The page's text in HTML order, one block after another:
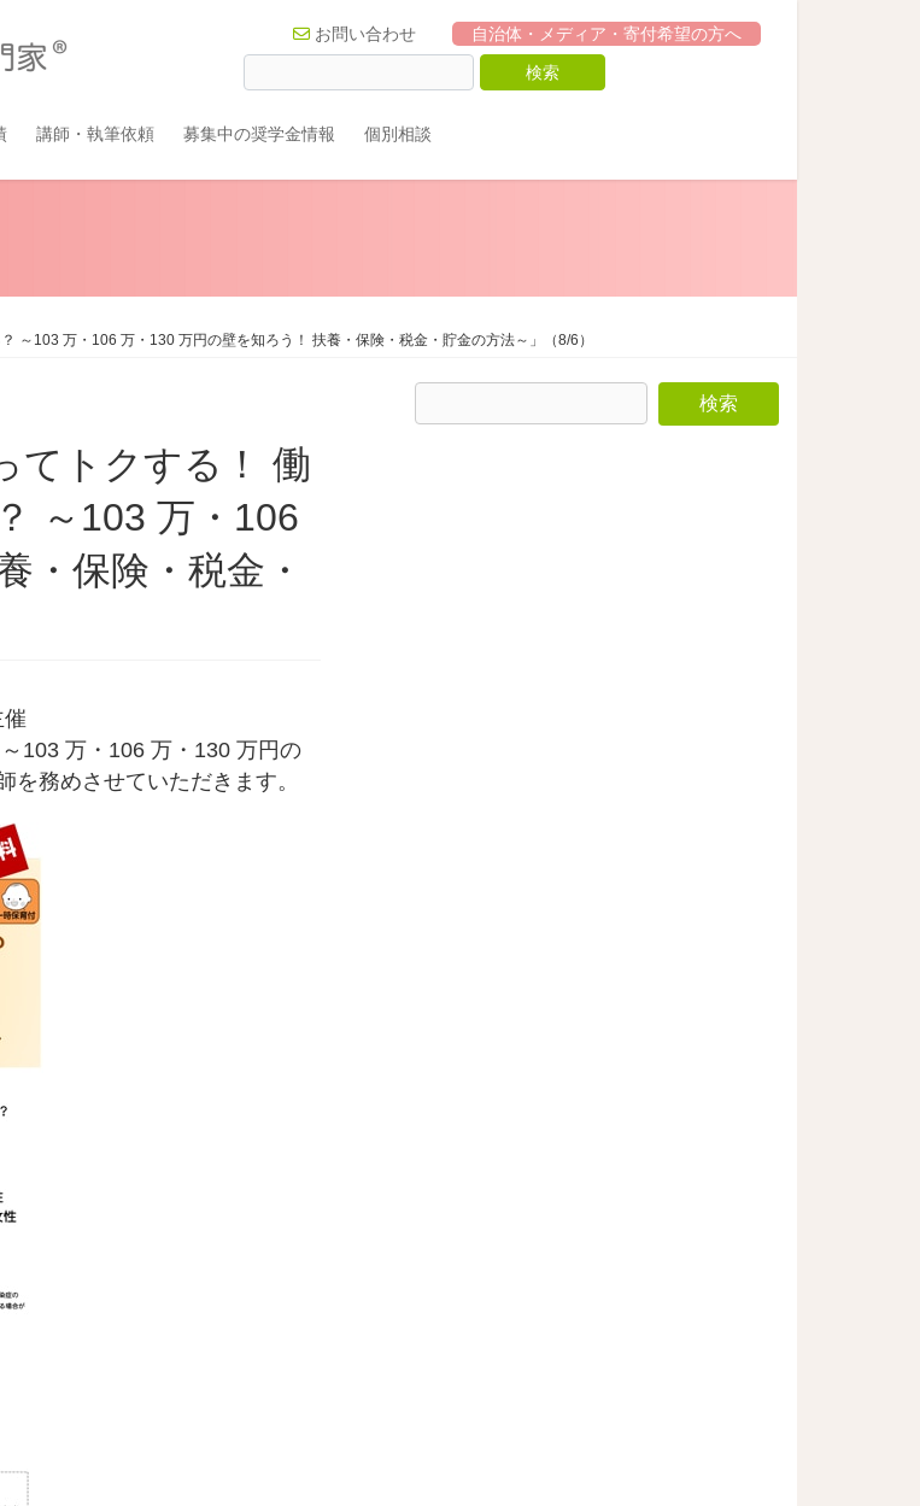
お問い合わせ 自治体・メディア・寄付希望の方へ
講師・執筆依頼 募集中の奨学金情報 個別相談
～103 万・106 万・130 万円の壁を知ろう！ 扶養・保険・税金・貯金の方法～」（8/6）
てトクする！ 働
～103 万・106
・保険・税金・
103 万・106 万・130 万円の
務めさせていただきます。